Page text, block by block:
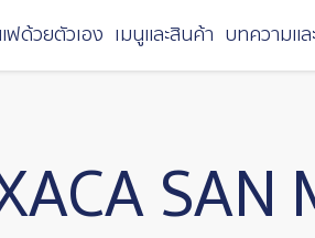
ฟด้วยตัวเอง เมนูและสินค้า บทความแล
SAN